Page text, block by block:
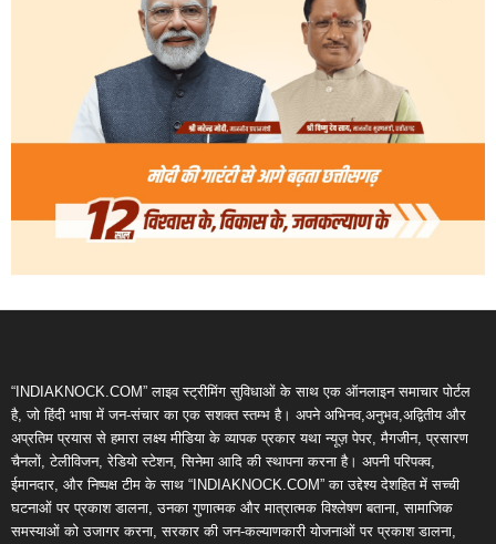
“INDIAKNOCK.COM” लाइव स्ट्रीमिंग सुविधाओं के साथ एक ऑनलाइन समाचार पोर्टल
है, जो हिंदी भाषा में जन-संचार का एक सशक्त स्तम्भ है। अपने अभिनव,अनुभव,अद्वितीय और
अप्रतिम प्रयास से हमारा लक्ष्य मीडिया के व्यापक प्रकार यथा न्यूज़ पेपर, मैगजीन, प्रसारण
चैनलों, टेलीविजन, रेडियो स्टेशन, सिनेमा आदि की स्थापना करना है। अपनी परिपक्व,
ईमानदार, और निष्पक्ष टीम के साथ “INDIAKNOCK.COM” का उद्देश्य देशहित में सच्ची
घटनाओं पर प्रकाश डालना, उनका गुणात्मक और मात्रात्मक विश्लेषण बताना, सामाजिक
समस्याओं को उजागर करना, सरकार की जन-कल्याणकारी योजनाओं पर प्रकाश डालना,